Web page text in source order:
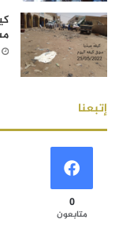
إتبعنا
0
متابعون